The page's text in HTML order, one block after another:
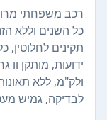
רכב משפחתי
כל השנים וללא
תקינים לחלוטין,
ידועות, מותקן וו
ולק"מ, ללא
לבדיקה, גמיש